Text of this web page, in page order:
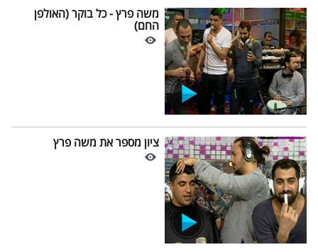
משה פרץ - כל בוקר (האולפן
החם)
ציון מספר את משה פרץ